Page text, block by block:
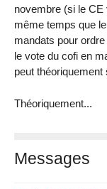
novembre (si le CE
même temps que
mandats pour
le vote du cofi en
peut
Théoriquement...
Messages